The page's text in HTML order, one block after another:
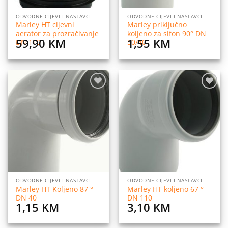
ODVODNE CIJEVI I NASTAVCI
Marley HT cijevni
aerator za prozračivanje
DN 110
59,90 KM
ODVODNE CIJEVI I NASTAVCI
Marley priključno
koljeno za sifon 90° DN
50/40
1,55 KM
ODVODNE CIJEVI I NASTAVCI
Marley HT Koljeno 87 °
DN 40
1,15 KM
ODVODNE CIJEVI I NASTAVCI
Marley HT koljeno 67 °
DN 110
3,10 KM